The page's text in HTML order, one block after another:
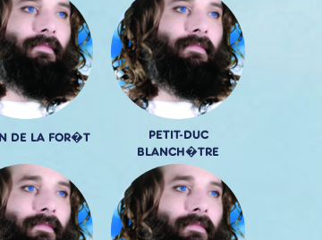
DE LA FOR�T
PETIT-DUC
BLANCH�TRE